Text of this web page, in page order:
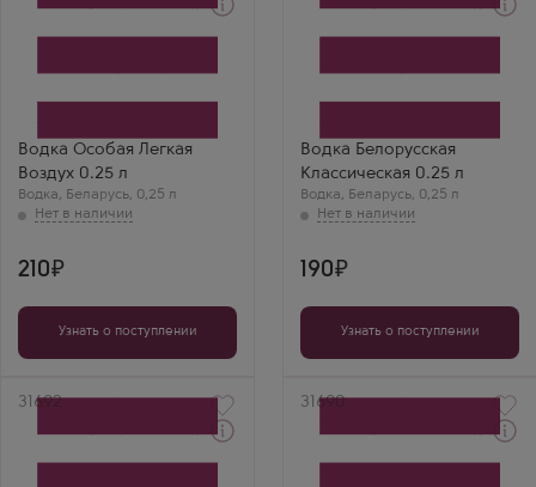
Водка Особая Легкая
Воздух 0.25 л
Водка, Беларусь, 0,25 л
Vozdukh
Воздух
210
Узнать о поступлении
Водка Белорусская
Классическая 0.25 л
Водка, Беларусь, 0,25 л
Klassicheskaya
190
Узнать о поступлении
Артикул
31692 Артикул
31690